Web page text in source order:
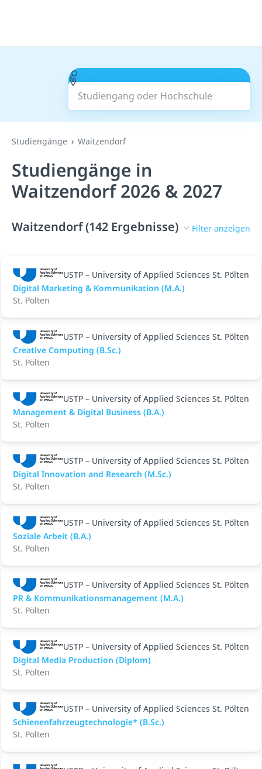
Studiengang oder Hochschule
Suchen
Studiengänge Waitzendorf
Studiengänge in
Waitzendorf 2026 & 2027
Waitzendorf (142 Ergebnisse) Filter anzeigen
USTP – University of Applied Sciences St. Pölten
Digital Marketing & Kommunikation (M.A.)
St. Pölten
USTP – University of Applied Sciences St. Pölten
Creative Computing (B.Sc.)
St. Pölten
USTP – University of Applied Sciences St. Pölten
Management & Digital Business (B.A.)
St. Pölten
USTP – University of Applied Sciences St. Pölten
Digital Innovation and Research (M.Sc.)
St. Pölten
USTP – University of Applied Sciences St. Pölten
Soziale Arbeit (B.A.)
St. Pölten
USTP – University of Applied Sciences St. Pölten
PR & Kommunikationsmanagement (M.A.)
St. Pölten
USTP – University of Applied Sciences St. Pölten
Digital Media Production (Diplom)
St. Pölten
USTP – University of Applied Sciences St. Pölten
Schienenfahrzeugtechnologie* (B.Sc.)
St. Pölten